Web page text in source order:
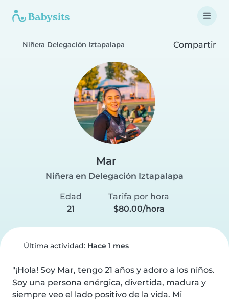
Niñera Delegación Iztapalapa Compartir
Mar
Niñera en Delegación Iztapalapa
Edad
21
Tarifa por hora
$80.00/hora
Última actividad: Hace 1 mes
"¡Hola! Soy Mar, tengo 21 años y adoro a los niños.
Soy una persona enérgica, divertida, madura y
siempre veo el lado positivo de la vida. Mi